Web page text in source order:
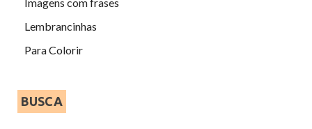
Lembrancinhas
Para Colorir
BUSCA